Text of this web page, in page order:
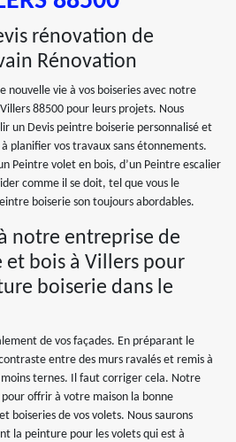
rénovation de
Rénovation
nouvelle vie à vos boiseries avec notre
88500 pour leurs projets. Nous
un Devis peintre boiserie personnalisé et
planifier vos travaux sans étonnements.
Peintre volet en bois, d’un Peintre escalier
comme il se doit, tel que vous le
boiserie son toujours abordables.
notre entreprise de
bois à Villers pour
boiserie dans le
de vos façades. En préparant le
entre des murs ravalés et remis à
moins ternes. Il faut corriger cela. Notre
offrir à votre maison la bonne
boiseries de vos volets. Nous saurons
la peinture pour les volets qui est à